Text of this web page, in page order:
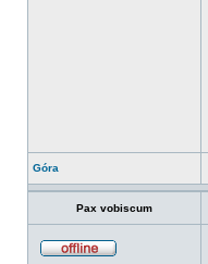
Góra
Pax vobiscum